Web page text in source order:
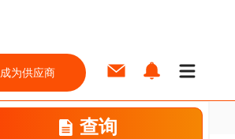
成为供应商
查询